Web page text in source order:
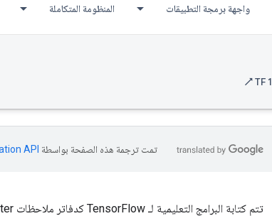
واجهة برمجة التطبيقات المنظومة المتكاملة
TF 1 ↗
تمت ترجمة هذه الصفحة بواسطة API‏